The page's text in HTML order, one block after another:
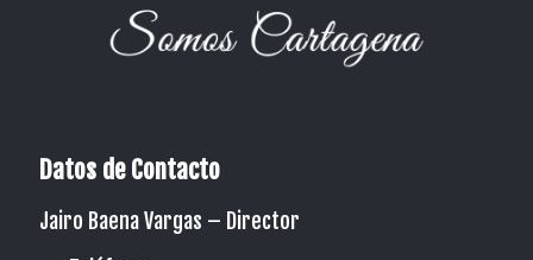
Datos de Contacto
Jairo Baena Vargas – Director